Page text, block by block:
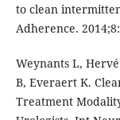
to clean
Adherence.
Weynants L,
B, Everaert K.
Treatment